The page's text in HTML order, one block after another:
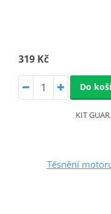
319 Kč
Do
KIT
Těsnění